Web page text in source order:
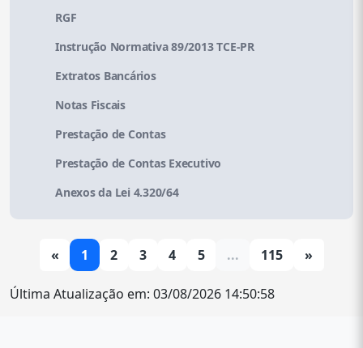
RGF
Instrução Normativa 89/2013 TCE-PR
Extratos Bancários
Notas Fiscais
Prestação de Contas
Prestação de Contas Executivo
Anexos da Lei 4.320/64
« 1 2 3 4 5 ... 115 »
Última Atualização em: 03/08/2026 14:50:58